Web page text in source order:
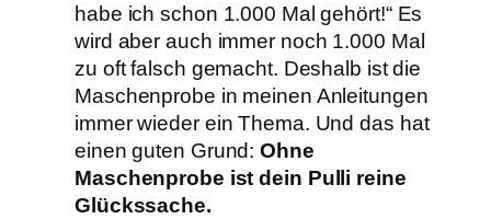
habe ich schon 1.000 Mal gehört!“ Es
wird aber auch immer noch 1.000 Mal
zu oft falsch gemacht. Deshalb ist die
Maschenprobe in meinen Anleitungen
immer wieder ein Thema. Und das hat
einen guten Grund:Ohne
Maschenprobe ist dein Pulli reine
Glückssache.